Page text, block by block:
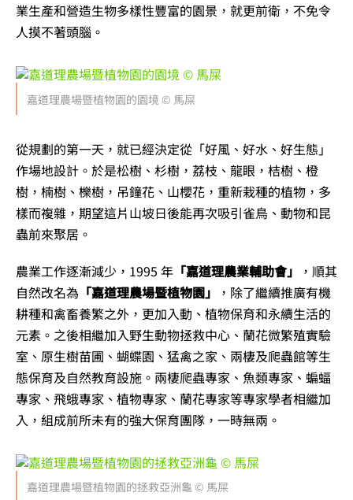
業生產和營造生物多樣性豐富的園景，就更前衛，不免令
人摸不著頭腦。
嘉道理農場暨植物園的園境 © 馬屎
從規劃的第一天，就已經決定從「好風、好水、好生態」
作場地設計。於是松樹、杉樹，荔枝、龍眼，桔樹、橙
樹，楠樹、櫟樹，吊鐘花、山櫻花，重新栽種的植物，多
樣而複雜，期望這片山坡日後能再次吸引雀鳥、動物和昆
蟲前來聚居。
農業工作逐漸減少，1995 年 「嘉道理農業輔助會」
，順其
自然改名為 「嘉道理農場暨植物園」
，除了繼續推廣有機
耕種和禽畜養繁之外，更加入動、植物保育和永續生活的
元素。之後相繼加入野生動物拯救中心、蘭花微繁殖實驗
室、原生樹苗圃、蝴蝶園、猛禽之家、兩棲及爬蟲館等生
態保育及自然教育設施。兩棲爬蟲專家、魚類專家、蝙蝠
專家、飛蛾專家、植物專家、蘭花專家等專家學者相繼加
入，組成前所未有的強大保育團隊，一時無兩。
嘉道理農場暨植物園的拯救亞洲龜 © 馬屎